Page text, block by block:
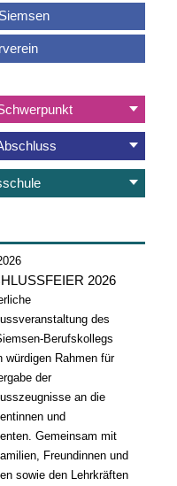
2026
des
Berufskollegs
würdigen Rahmen für
der
an die
und
Gemeinsam mit
Freundinnen und
sowie den Lehrkräften